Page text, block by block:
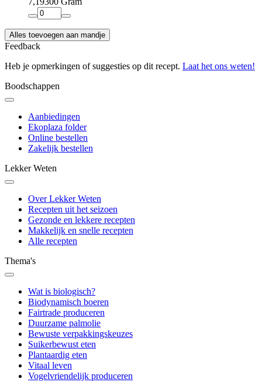
Alles toevoegen aan mandje
Feedback
Heb je opmerkingen of suggesties op dit recept. Laat het ons weten!
Boodschappen
Aanbiedingen
Ekoplaza folder
Online bestellen
Zakelijk bestellen
Lekker Weten
Over Lekker Weten
Recepten uit het seizoen
Gezonde en lekkere recepten
Makkelijk en snelle recepten
Alle recepten
Thema's
Wat is biologisch?
Biodynamisch boeren
Fairtrade produceren
Duurzame palmolie
Bewuste verpakkingskeuzes
Suikerbewust eten
Plantaardig eten
Vitaal leven
Vogelvriendelijk produceren